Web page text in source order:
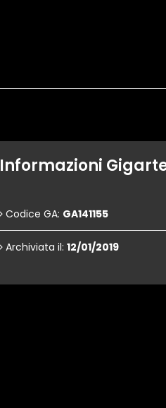
Informazioni
Codice GA: GA141155
Archiviata il: 12/01/2019